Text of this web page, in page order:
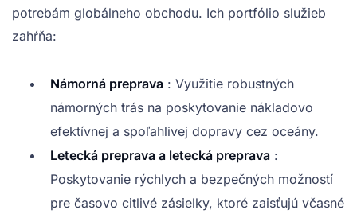
potrebám globálneho obchodu. Ich portfólio služieb
zahŕňa:
Námorná preprava : Využitie robustných
námorných trás na poskytovanie nákladovo
efektívnej a spoľahlivej dopravy cez oceány.
Letecká preprava a letecká preprava :
Poskytovanie rýchlych a bezpečných možností
pre časovo citlivé zásielky, ktoré zaisťujú včasné